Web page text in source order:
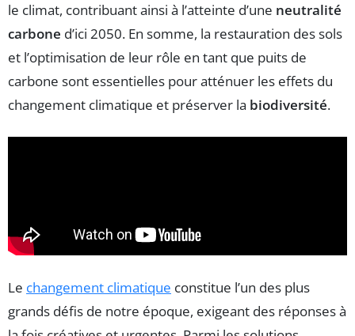
le climat, contribuant ainsi à l’atteinte d’une neutralité
carbone d’ici 2050. En somme, la restauration des sols
et l’optimisation de leur rôle en tant que puits de
carbone sont essentielles pour atténuer les effets du
changement climatique et préserver la biodiversité.
Le changement climatique constitue l’un des plus
grands défis de notre époque, exigeant des réponses à